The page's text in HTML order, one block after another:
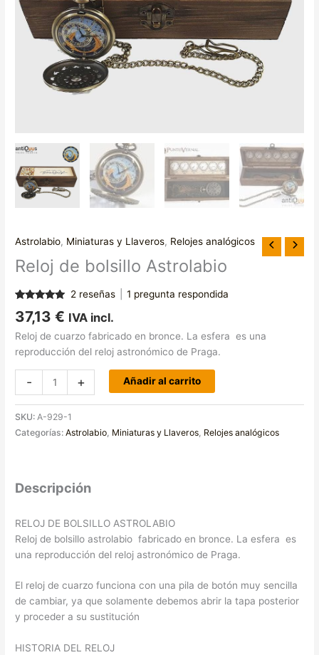
Astrolabio, Miniaturas y Llaveros, Relojes analógicos
Reloj de bolsillo Astrolabio
con5.00de
5 en base a
valoraciones
2 reseñas 1 pregunta respondida
37,13€ IVA incl.
Reloj de cuarzo fabricado en bronce. La esfera es una
reproducción del reloj astronómico de Praga.
- + Añadir al carrito
SKU:A-929-1
Categorías:Astrolabio, Miniaturas y Llaveros, Relojes analógicos
Descripción
RELOJ DE BOLSILLO ASTROLABIO
Reloj de bolsillo astrolabio fabricado en bronce. La esfera es
una reproducción del reloj astronómico de Praga.
El reloj de cuarzo funciona con una pila de botón muy sencilla
de cambiar, ya que solamente debemos abrir la tapa posterior
y proceder a su sustitución
HISTORIA DEL RELOJ